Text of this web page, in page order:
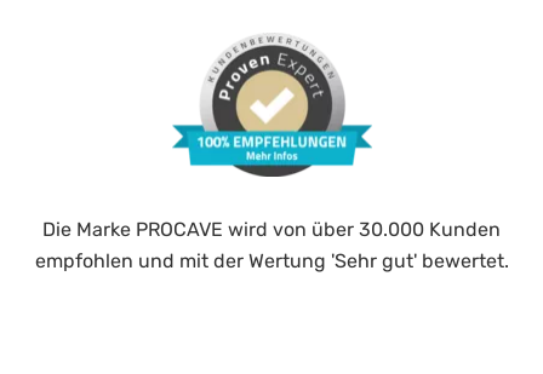
Die Marke PROCAVE wird von über 30.000 Kunden
empfohlen und mit der Wertung 'Sehr gut' bewertet.